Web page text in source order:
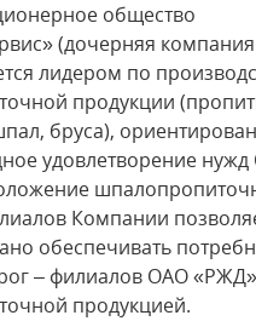
общество
(дочерняя
лидером по
продукции
бруса),
удовлетворение
Компании
обеспечивать
– филиалов ОАО «РЖД»
продукцией.